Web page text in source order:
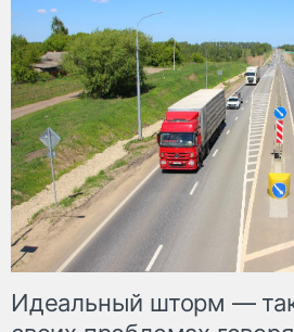
Идеальный шторм —